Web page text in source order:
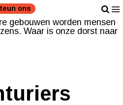
mensen volstrekt
is onze dorst naar avontuur
gebouwen worden mensen
Waar is onze dorst naar
ons